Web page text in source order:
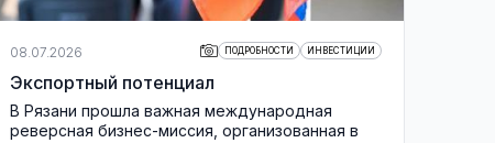
08.07.2026 ПОДРОБНОСТИ ИНВЕСТИЦИИ
Экспортный потенциал
В Рязани прошла важная международная
реверсная бизнес-миссия, организованная в